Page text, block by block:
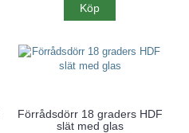
Köp
Förrådsdörr 18 graders HDF
slät med glas